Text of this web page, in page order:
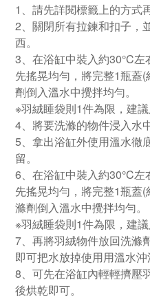
1、請先詳閱標籤上的方式
2、關閉所有拉鍊和扣子，
西。
3、在浴缸中裝入約30°C
先搖晃均勻，將完整1瓶蓋
劑倒入溫水中攪拌均勻。
※羽絨睡袋則1件為限，建
4、將要洗滌的物件浸入水
5、拿出浴缸外使用溫水徹
留。
6、在浴缸中裝入約30°C
先搖晃均勻，將完整1瓶蓋
滌劑倒入溫水中攪拌均勻。
※羽絨睡袋則1件為限，建
7、再將羽絨物件放回洗滌
即可把水放掉使用用溫水沖
8、可先在浴缸內輕輕擠壓
後烘乾即可。